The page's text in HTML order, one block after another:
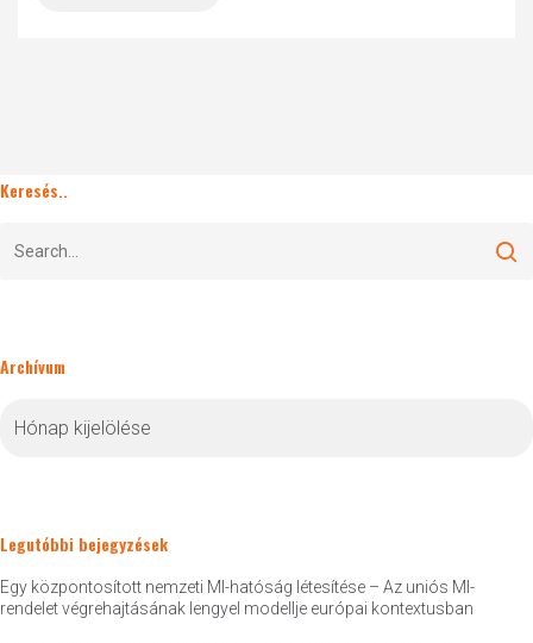
Keresés..
Archívum
Legutóbbi bejegyzések
Egy központosított nemzeti MI-hatóság létesítése – Az uniós MI-
rendelet végrehajtásának lengyel modellje európai kontextusban